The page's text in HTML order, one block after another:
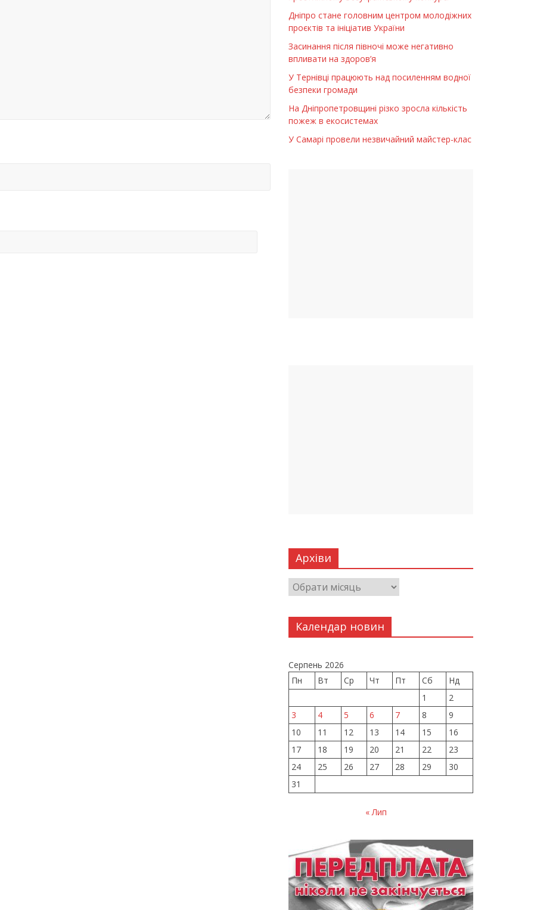
Дніпро стане головним центром молодіжних
проєктів та ініціатив України
Засинання після півночі може негативно
впливати на здоров’я
У Тернівці працюють над посиленням водної
безпеки громади
На Дніпропетровщині різко зросла кількість
пожеж в екосистемах
У Самарі провели незвичайний майстер-клас
Архіви
Календар новин
Серпень 2026
Пн
Вт Ср Чт Пт Сб
Нд
1
2
3
4 5 6 7 8
9
10
11 12 13 14 15
16
17
18 19 20 21 22
23
24
25 26 27 28 29
30
31
« Лип